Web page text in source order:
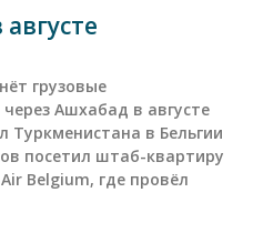
грузовые
Ашхабад в августе
Туркменистана в Бельгии
посетил штаб-квартиру
Belgium, где провёл